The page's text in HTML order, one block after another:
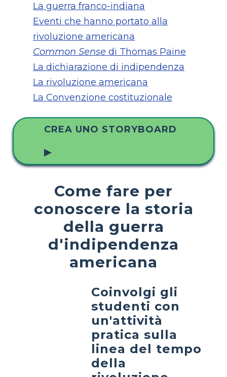
La guerra franco-indiana
Eventi che hanno portato alla
rivoluzione americana
Common Sense di Thomas Paine
La dichiarazione di indipendenza
La rivoluzione americana
La Convenzione costituzionale
CREA UNO STORYBOARD
▶
Come fare per
conoscere la storia
della guerra
d'indipendenza
americana
Coinvolgi gli
studenti con
un'attività
pratica sulla
linea del tempo
della